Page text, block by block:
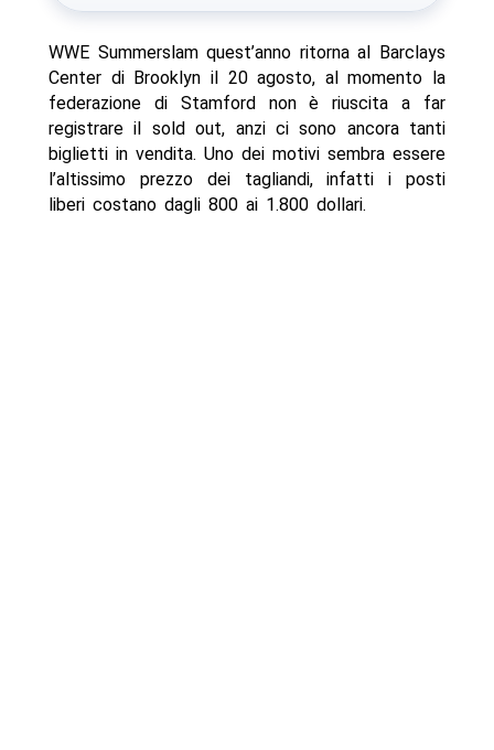
WWE Summerslam quest’anno ritorna al Barclays
Center di Brooklyn il 20 agosto, al momento la
federazione di Stamford non è riuscita a far
registrare il sold out, anzi ci sono ancora tanti
biglietti in vendita. Uno dei motivi sembra essere
l’altissimo prezzo dei tagliandi, infatti i posti
liberi costano dagli 800 ai 1.800 dollari.